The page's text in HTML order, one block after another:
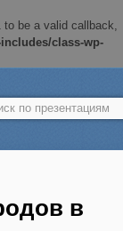
to be a valid callback,
class-wp-
в